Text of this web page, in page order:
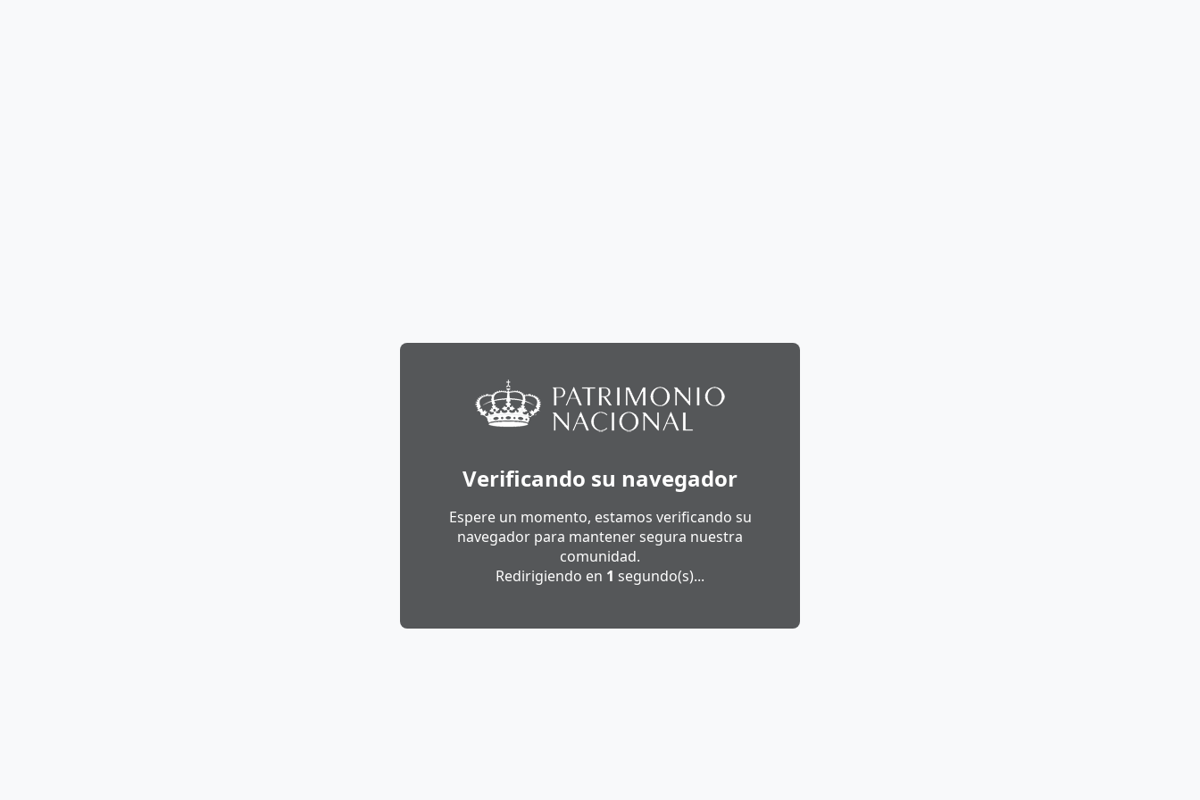
Verificando su navegador
Espere un momento, estamos verificando su
navegador para mantener segura nuestra
comunidad.
Redirigiendo en 1 segundo(s)...